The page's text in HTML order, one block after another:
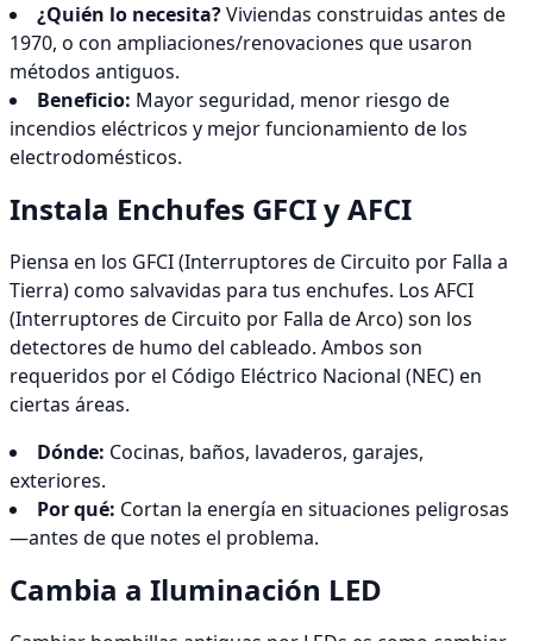
¿Quién lo necesita?Viviendas construidas antes de
1970, o con ampliaciones/renovaciones que usaron
métodos antiguos.
Beneficio: Mayor seguridad, menor riesgo de
incendios eléctricos y mejor funcionamiento de los
electrodomésticos.
Instala Enchufes GFCI y AFCI
Piensa en los GFCI (Interruptores de Circuito por Falla a
Tierra) como salvavidas para tus enchufes. Los AFCI
(Interruptores de Circuito por Falla de Arco) son los
detectores de humo del cableado. Ambos son
requeridos por el Código Eléctrico Nacional (NEC) en
ciertas áreas.
Dónde: Cocinas, baños, lavaderos, garajes,
exteriores.
Por qué: Cortan la energía en situaciones peligrosas
—antes de que notes el problema.
Cambia a Iluminación LED